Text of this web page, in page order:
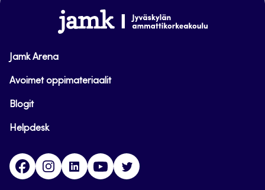
www.jamk.fi
Jamk Arena
Avoimet oppimateriaalit
Blogit
Helpdesk
FacebookInstagram
LinkedInYoutube